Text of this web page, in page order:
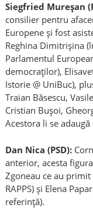
Siegfried Mureșan
consilier pentru
Europene și fost
Reghina Dimitrișina
Parlamentul
democraților),
Istorie @ UniBuc),
Traian Băsescu,
Cristian Bușoi,
Acestora li se
Dan Nica (PSD):
anterior, acesta
Zgoneau ce au
RAPPS) și Elena
referință).